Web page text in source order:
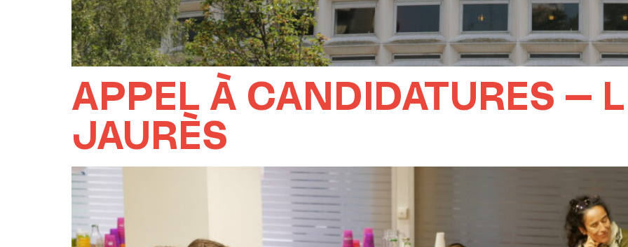
APPEL À CANDIDATURES –
JAURÈS